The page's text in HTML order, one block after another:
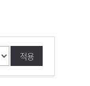
적용